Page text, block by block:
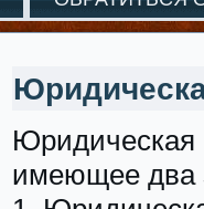
Юридическая
имеющее два